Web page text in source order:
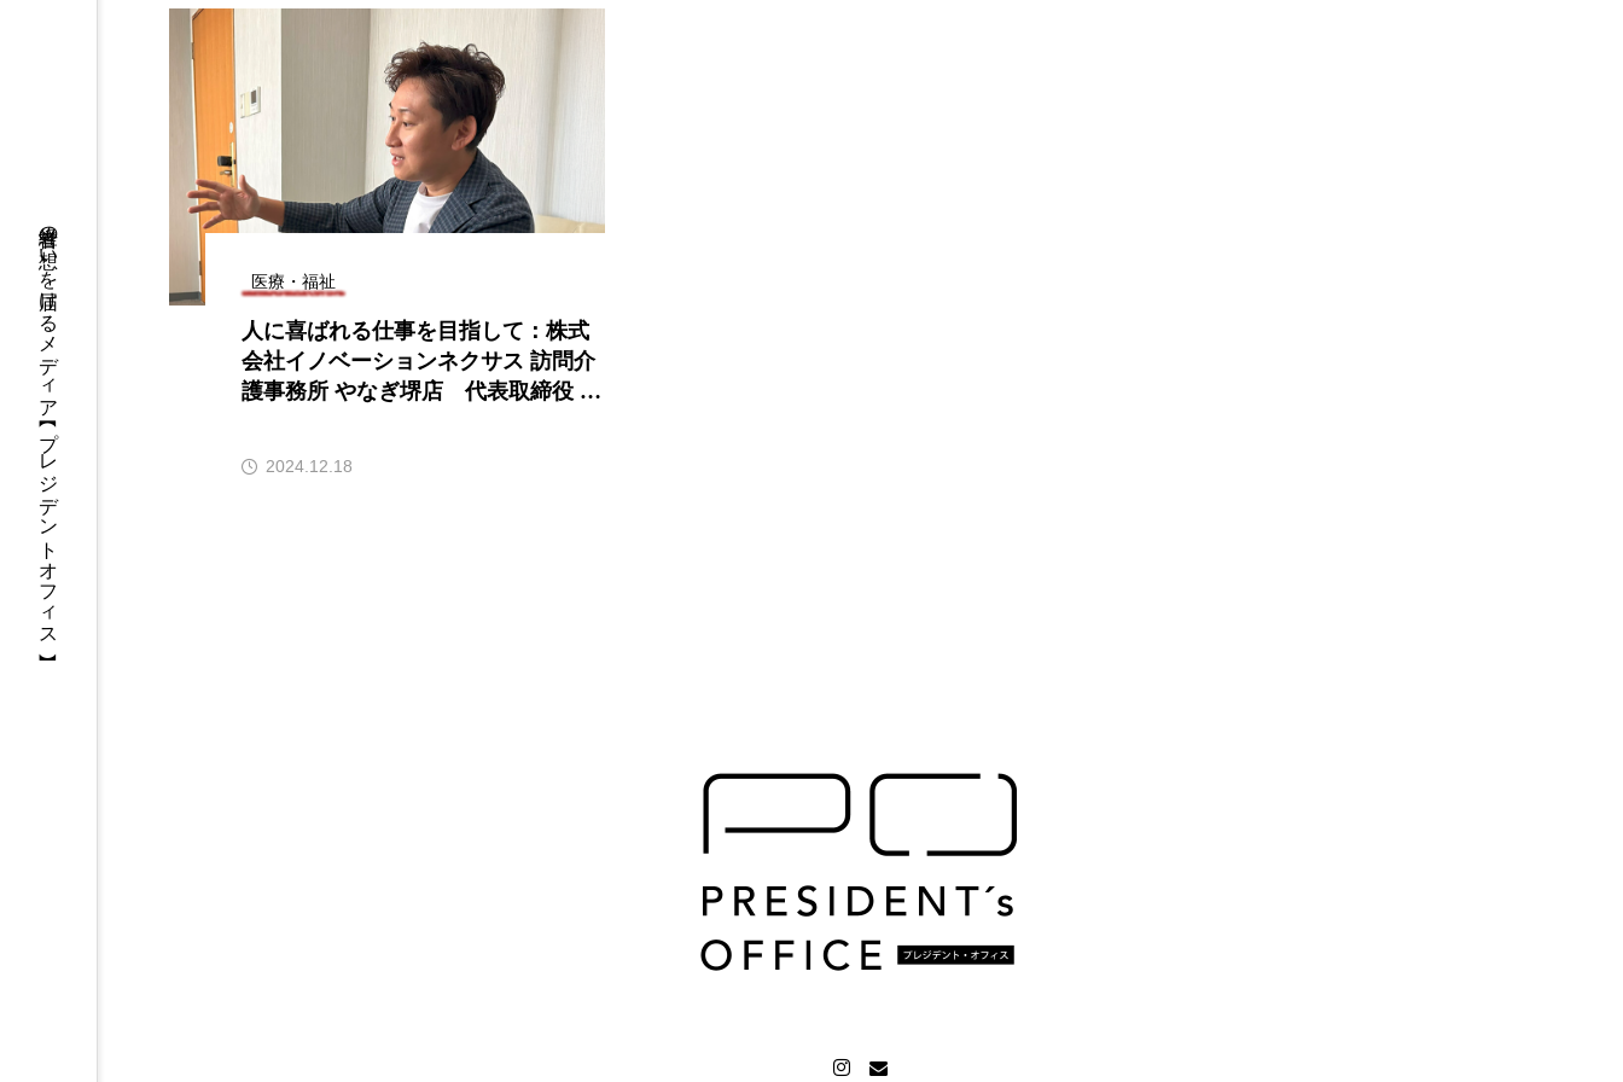
経営者の想いを届けるメディア 【 プレジデントオフィス 】 医療・福祉
人に喜ばれる仕事を目指して：株式
会社イノベーションネクサス 訪問介
護事務所 やなぎ堺店 代表取締役 田
2024.12.18